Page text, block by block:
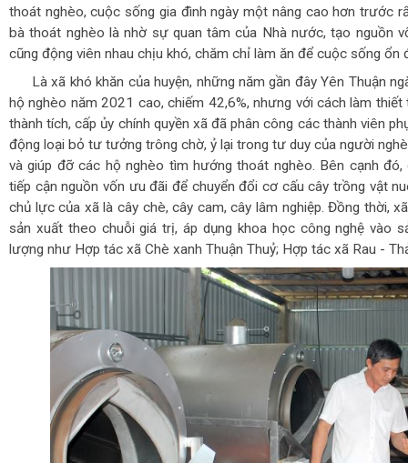
thoát nghèo, cuộc sống gia đình ngày một nâng cao hơn trước
bà thoát nghèo là nhờ sự quan tâm của Nhà nước, tạo nguồn
cũng động viên nhau chịu khó, chăm chỉ làm ăn để cuộc sống ổn
Là xã khó khăn của huyện, những năm gần đây Yên Thuận
hộ nghèo năm 2021 cao, chiếm 42,6%, nhưng với cách làm
thành tích, cấp ủy chính quyền xã đã phân công các thành viên
động loại bỏ tư tưởng trông chờ, ỷ lại trong tư duy của người
và giúp đỡ các hộ nghèo tìm hướng thoát nghèo. Bên cạnh
tiếp cận nguồn vốn ưu đãi để chuyển đổi cơ cấu cây trồng vật
chủ lực của xã là cây chè, cây cam, cây lâm nghiệp. Đồng thời,
sản xuất theo chuỗi giá trị, áp dụng khoa học công nghệ vào
lượng như Hợp tác xã Chè xanh Thuận Thuỷ; Hợp tác xã Rau -